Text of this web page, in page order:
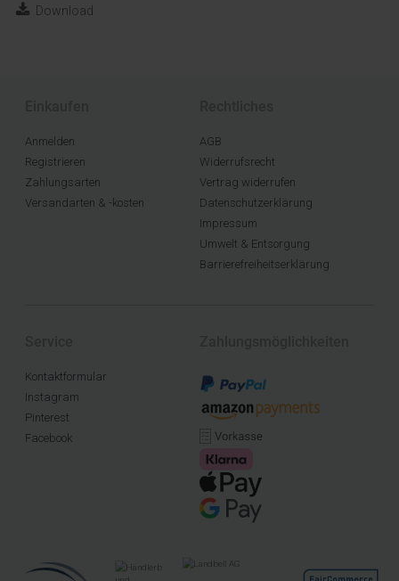
Download
Anmelden
Registrieren
Zahlungsarten
Versandarten & -kosten
AGB
Widerrufsrecht
Vertrag widerrufen
Datenschutzerklärung
Impressum
Umwelt & Entsorgung
Barrierefreiheitserklärung
Kontaktformular
Instagram
Pinterest
Facebook